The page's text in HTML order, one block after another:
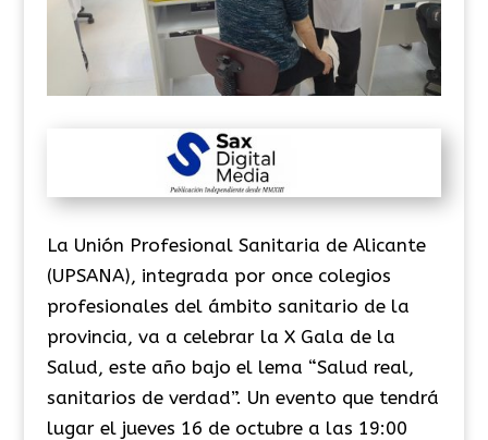
La Unión Profesional Sanitaria de Alicante
(UPSANA), integrada por once colegios
profesionales del ámbito sanitario de la
provincia, va a celebrar la X Gala de la
Salud, este año bajo el lema “Salud real,
sanitarios de verdad”. Un evento que tendrá
lugar el jueves 16 de octubre a las 19:00